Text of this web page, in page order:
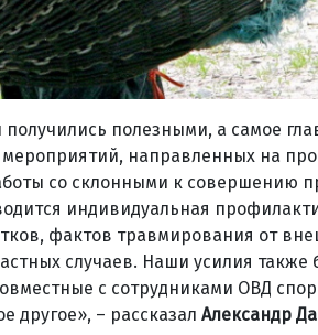
полезными, а самое
направленных на
со склонными к совершению
индивидуальная
фактов травмирования от
случаев. Наши усилия также
с сотрудниками ОВД
другое», – рассказал Александр